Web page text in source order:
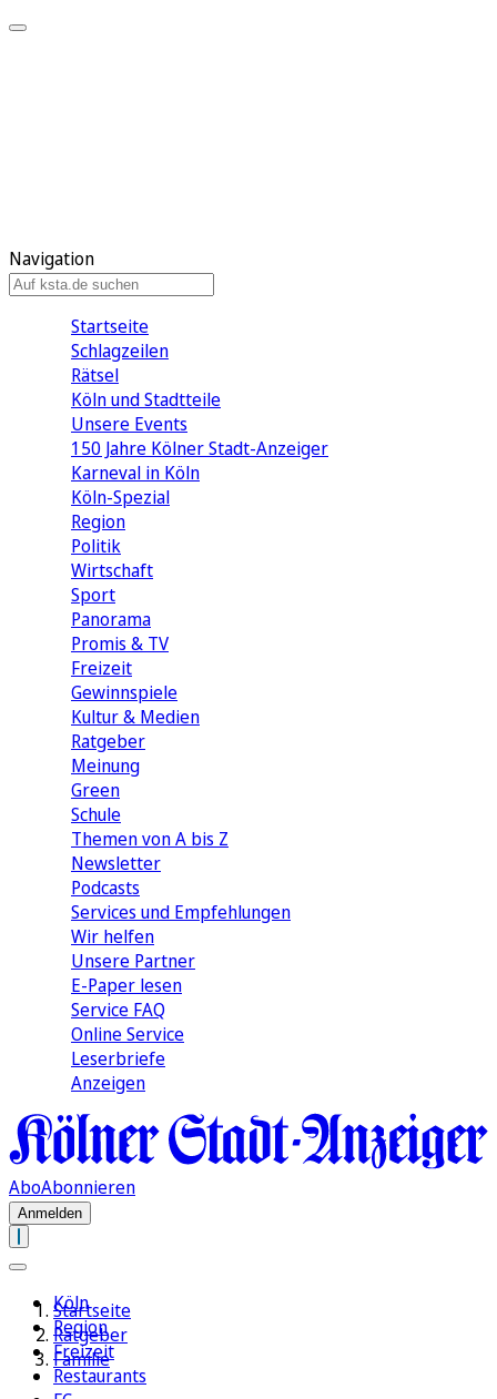
Navigation
Startseite
Schlagzeilen
Rätsel
Köln und Stadtteile
Unsere Events
150 Jahre Kölner Stadt-Anzeiger
Karneval in Köln
Köln-Spezial
Region
Politik
Wirtschaft
Sport
Panorama
Promis & TV
Freizeit
Gewinnspiele
Kultur & Medien
Ratgeber
Meinung
Green
Schule
Themen von A bis Z
Newsletter
Podcasts
Services und Empfehlungen
Wir helfen
Unsere Partner
E-Paper lesen
Service FAQ
Online Service
Leserbriefe
Anzeigen
AboAbonnieren
Anmelden
Köln
Region
Freizeit
Restaurants
Startseite
Ratgeber
Familie